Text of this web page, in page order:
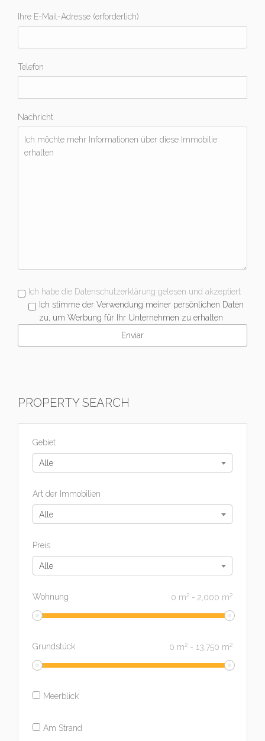
Ihre E-Mail-Adresse (erforderlich)
Telefon
Nachricht
Ich habe die Datenschutzerklärung gelesen und akzeptiert
Ich stimme der Verwendung meiner persönlichen Daten
zu, um Werbung für Ihr Unternehmen zu erhalten
PROPERTY SEARCH
Gebiet
Alle
Art der Immobilien
Alle
Preis
Alle
Wohnung 0 m2 - 2,000 m2
Grundstück 0 m2 - 13,750 m2
Meerblick
Am Strand